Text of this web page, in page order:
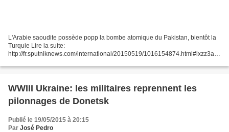
L'Arabie saoudite possède popp la bombe atomique du Pakistan, bientôt la
Turquie Lire la suite:
http://fr.sputniknews.com/international/20150519/1016154874.html#ixzz3aez
(mis à jour 21:07...
WWIII Ukraine: les militaires reprennent les
pilonnages de Donetsk
Publié le 19/05/2015 à 20:15
Par José Pedro